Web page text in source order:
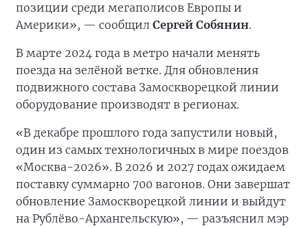
позиции среди мегаполисов Европы и
Америки», — сообщил Сергей Собянин.
В марте 2024 года в метро начали менять
поезда на зелёной ветке. Для обновления
подвижного состава Замоскворецкой линии
оборудование производят в регионах.
«В декабре прошлого года запустили новый,
один из самых технологичных в мире поездов
«Москва-2026». В 2026 и 2027 годах ожидаем
поставку суммарно 700 вагонов. Они завершат
обновление Замоскворецкой линии и выйдут
на Рублёво-Архангельскую», — разъяснил мэр